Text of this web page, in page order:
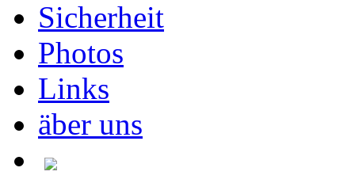
Sicherheit
Photos
Links
äber uns